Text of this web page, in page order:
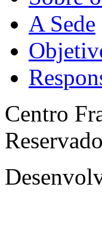
A Sede
Centro